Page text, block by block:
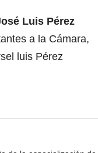
Luis Pérez
a la Cámara,
luis Pérez